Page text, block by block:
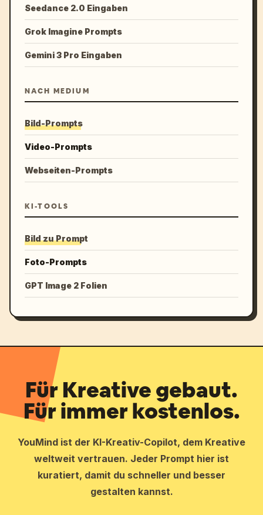
Seedance 2.0 Eingaben
Grok Imagine Prompts
Gemini 3 Pro Eingaben
NACH MEDIUM
Bild-Prompts
Video-Prompts
Webseiten-Prompts
KI-TOOLS
Bild zu Prompt
Foto-Prompts
GPT Image 2 Folien
Für Kreative gebaut.
Für immer kostenlos.
YouMind ist der KI-Kreativ-Copilot, dem Kreative
weltweit vertrauen. Jeder Prompt hier ist
kuratiert, damit du schneller und besser
gestalten kannst.